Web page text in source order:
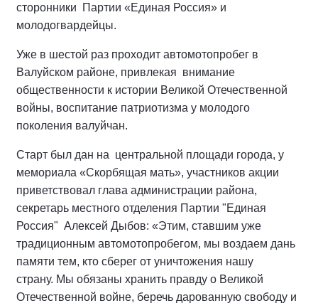
сторонники Партии «Единая Россия» и
молодогвардейцы.
Уже в шестой раз проходит автомотопробег в
Валуйском районе, привлекая внимание
общественности к истории Великой Отечественной
войны, воспитание патриотизма у молодого
поколения валуйчан.
Старт был дан на центральной площади города, у
мемориала «Скорбящая мать», участников акции
приветствовал глава администрации района,
секретарь местного отделения Партии "Единая
Россия" Алексей Дыбов: «Этим, ставшим уже
традиционным автомотопробегом, мы воздаем дань
памяти тем, кто сберег от уничтожения нашу
страну. Мы обязаны хранить правду о Великой
Отечественной войне, беречь дарованную свободу и